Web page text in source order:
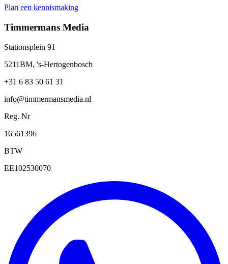
Plan een kennismaking
Timmermans Media
Stationsplein 91
5211BM, 's-Hertogenbosch
+31 6 83 50 61 31
info@timmermansmedia.nl
Reg. Nr
16561396
BTW
EE102530070